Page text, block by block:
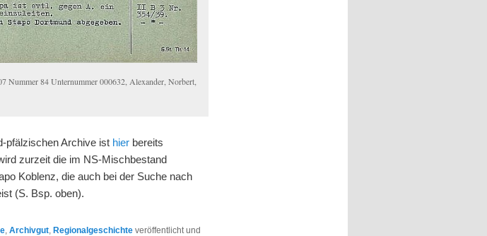
Nummer 84 Unternummer 000632, Alexander, Norbert,
pfälzischen Archive ist hier bereits
zurzeit die im NS-Mischbestand
Koblenz, die auch bei der Suche nach
(S. Bsp. oben).
,Archivgut ,Regionalgeschichte veröffentlicht und